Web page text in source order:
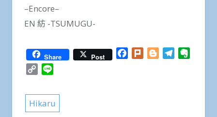
–Encore–
EN 紡 -TSUMUGU-
Share Post Facebook
Plurk BloggerTelegram
Copy
Hikaru